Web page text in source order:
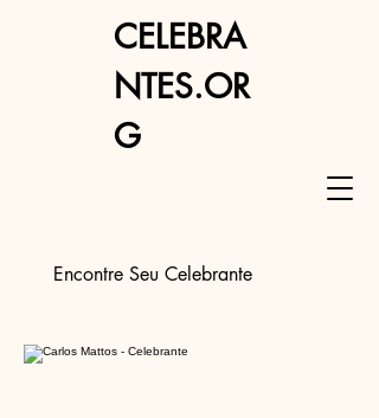
Encontre Seu Celebrante
CELEBRA
NTES.OR
G